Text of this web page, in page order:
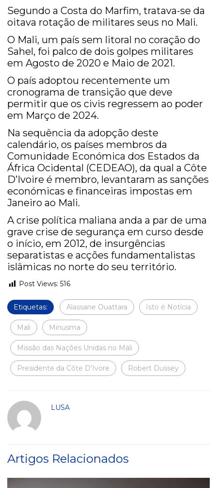
Segundo a Costa do Marfim, tratava-se da
oitava rotação de militares seus no Mali.
O Mali, um país sem litoral no coração do
Sahel, foi palco de dois golpes militares
em Agosto de 2020 e Maio de 2021.
O país adoptou recentemente um
cronograma de transição que deve
permitir que os civis regressem ao poder
em Março de 2024.
Na sequência da adopção deste
calendário, os países membros da
Comunidade Económica dos Estados da
África Ocidental (CEDEAO), da qual a Côte
D’Ivoire é membro, levantaram as sanções
económicas e financeiras impostas em
Janeiro ao Mali.
A crise política maliana anda a par de uma
grave crise de segurança em curso desde
o início, em 2012, de insurgências
separatistas e acções fundamentalistas
islâmicas no norte do seu território.
Post Views: 516
Etiquetas: Alassane Ouattara Isto é Notícia
Mali Minusma
Missão das Nações Unidas no Mali
Presidente da Côte D’Ivore Robert Dussey
LUSA
Artigos Relacionados